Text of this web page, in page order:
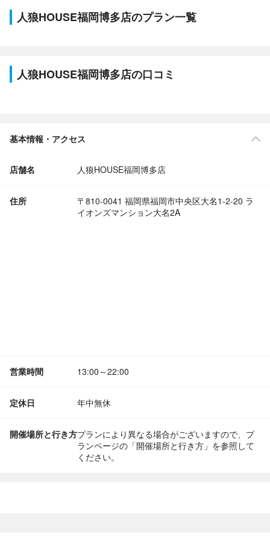
人狼HOUSE福岡博多店のプラン一覧
人狼HOUSE福岡博多店の口コミ
基本情報・アクセス
店舗名 人狼HOUSE福岡博多店
住所
〒810-0041 福岡県福岡市中央区大名1-2-20 ラ
イオンズマンション大名2A
営業時間 13:00～22:00
定休日 年中無休
開催場所と行き方プランにより異なる場合がございますので、プ
ランページの「開催場所と行き方」を参照して
ください。